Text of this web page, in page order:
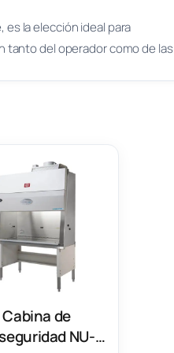
la elección ideal para
tanto del operador como de las
Cabina de
NU-